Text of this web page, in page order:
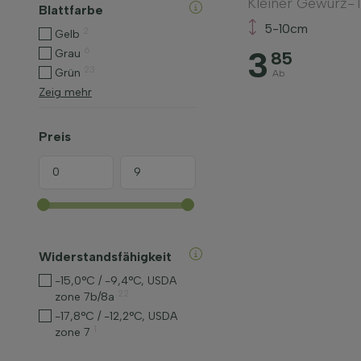
Blattfarbe
Gelb
Grau
Grün
Zeig mehr
Preis
Widerstandsfähigkeit
-15,0°C / -9,4°C, USDA
zone 7b/8a
-17,8°C / -12,2°C, USDA
zone 7
5-10cm
3 85
Ab